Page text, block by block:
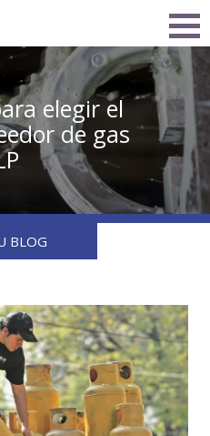
elegir el
de gas
BLOG